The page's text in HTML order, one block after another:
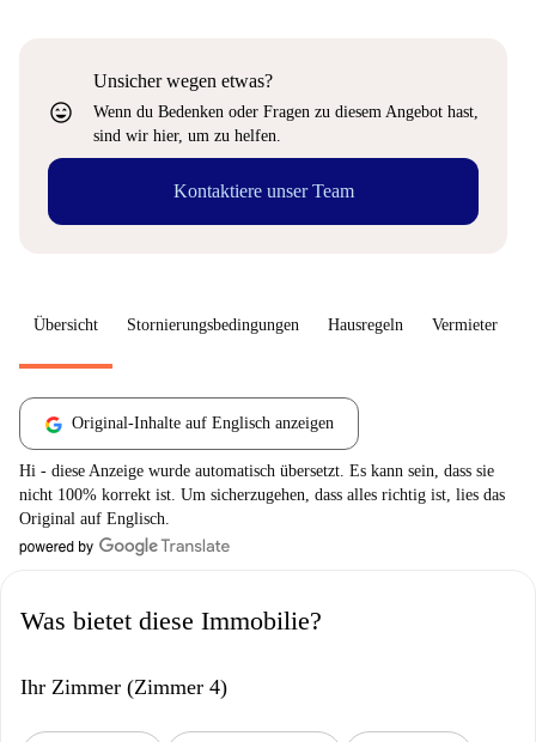
sentiment_very_satisfied
Unsicher wegen etwas?
Wenn du Bedenken oder Fragen zu diesem Angebot hast,
sind wir hier, um zu helfen.
Kontaktiere unser Team
Übersicht Stornierungsbedingungen Hausregeln Vermieter
Original-Inhalte auf Englisch anzeigen
Hi - diese Anzeige wurde automatisch übersetzt. Es kann sein, dass sie
nicht 100% korrekt ist. Um sicherzugehen, dass alles richtig ist, lies das
Original auf Englisch.
Was bietet diese Immobilie?
Ihr Zimmer (Zimmer 4)